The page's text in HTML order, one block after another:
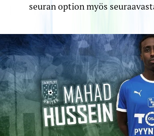
seuran option myös